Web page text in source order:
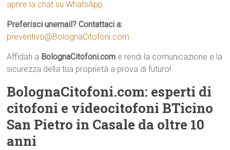
aprire la chat su WhatsApp
Preferisci unemail? Contattaci a:
preventivo@BolognaCitofoni.com
Affidati a BolognaCitofoni.com e rendi la comunicazione e la
sicurezza della tua proprietà a prova di futuro!
BolognaCitofoni.com: esperti di
citofoni e videocitofoni BTicino
San Pietro in Casale da oltre 10
anni